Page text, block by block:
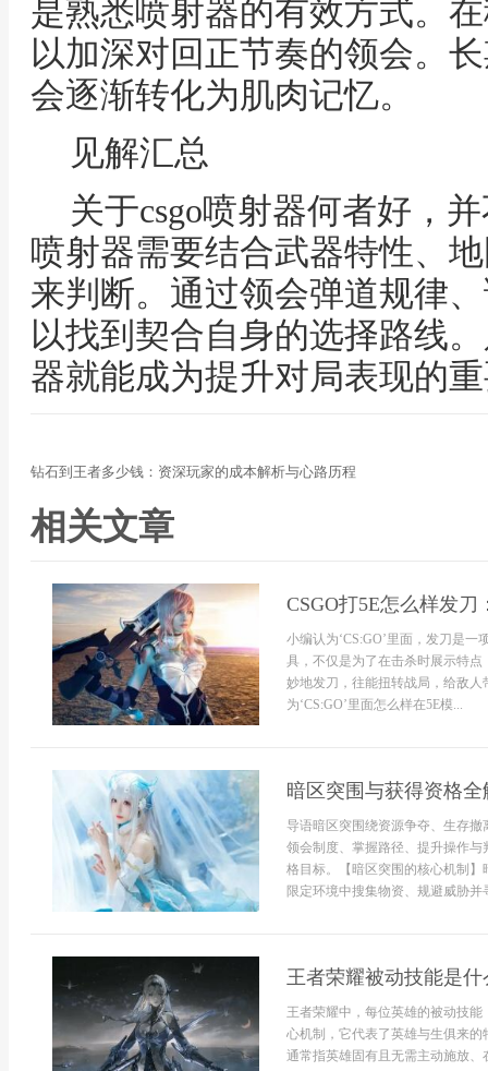
是熟悉喷射器的有效方式。
以加深对回正节奏的领会。
会逐渐转化为肌肉记忆。
见解汇总
关于csgo喷射器何者好，
喷射器需要结合武器特性、
来判断。通过领会弹道规律
以找到契合自身的选择路线
器就能成为提升对局表现的
钻石到王者多少钱：资深玩家的成本解析与心路历程
相关文章
CSGO打5E怎么样发
小编认为‘CS:GO’里面，发刀是
具，不仅是为了在击杀时展示特
妙地发刀，往能扭转战局，给敌
为‘CS:GO’里面怎么样在5E模...
暗区突围与获得资格
导语暗区突围绕资源争夺、生存
领会制度、掌握路径、提升操作
格目标。【暗区突围的核心机制
限定环境中搜集物资、规避威胁并
王者荣耀被动技能是
王者荣耀中，每位英雄的被动技
心机制，它代表了英雄与生俱来
通常指英雄固有且无需主动施放